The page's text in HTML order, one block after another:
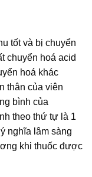
tốt và bị chuyển
chuyển hoá acid
hoá khác
thân của viên
bình của
theo thứ tự là 1
nghĩa lâm sàng
khi thuốc được